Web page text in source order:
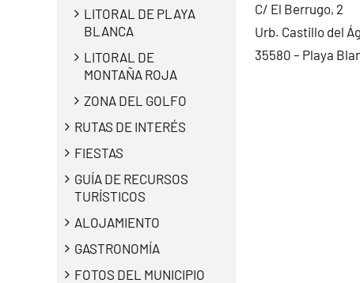
LITORAL DE PLAYA
BLANCA
LITORAL DE
MONTAÑA ROJA
ZONA DEL GOLFO
RUTAS DE INTERÉS
FIESTAS
GUÍA DE RECURSOS
TURÍSTICOS
ALOJAMIENTO
GASTRONOMÍA
FOTOS DEL MUNICIPIO
C/ El Berrugo, 2
Urb. Castillo del
35580 – Playa